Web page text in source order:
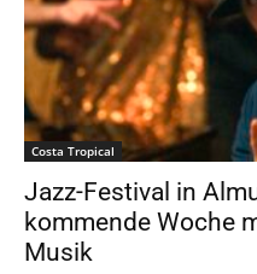
Costa Tropical
Jazz-Festival in
kommende Woche
Musik